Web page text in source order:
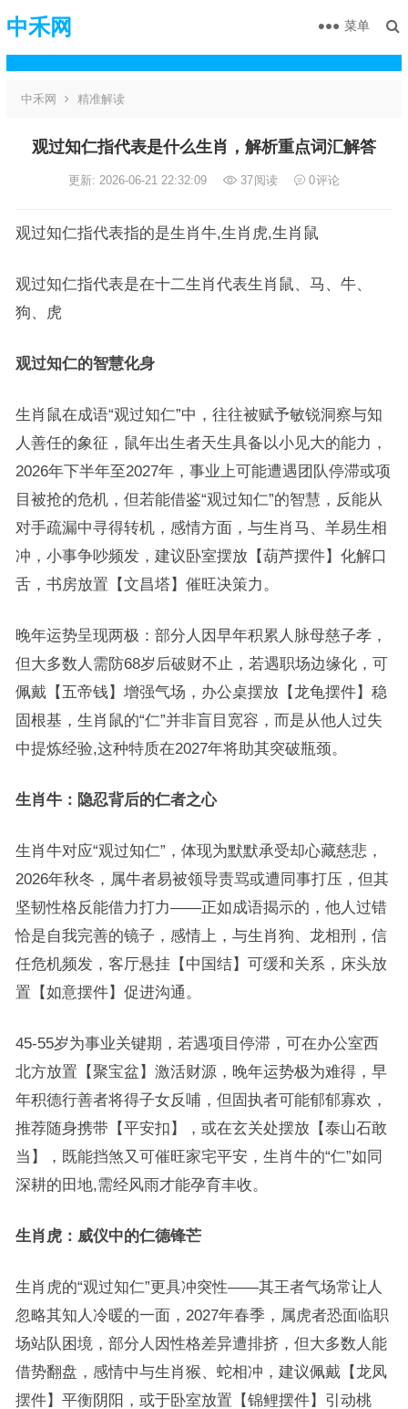
中禾网 菜单
中禾网 精准解读
观过知仁指代表是什么生肖，解析重点词汇解答
更新: 2026-06-21 22:32:09 37阅读 0评论
观过知仁指代表指的是生肖牛,生肖虎,生肖鼠
观过知仁指代表是在十二生肖代表生肖鼠、马、牛、
狗、虎
观过知仁的智慧化身
生肖鼠在成语“观过知仁”中，往往被赋予敏锐洞察与知
人善任的象征，鼠年出生者天生具备以小见大的能力，
2026年下半年至2027年，事业上可能遭遇团队停滞或项
目被抢的危机，但若能借鉴“观过知仁”的智慧，反能从
对手疏漏中寻得转机，感情方面，与生肖马、羊易生相
冲，小事争吵频发，建议卧室摆放【葫芦摆件】化解口
舌，书房放置【文昌塔】催旺决策力。
晚年运势呈现两极：部分人因早年积累人脉母慈子孝，
但大多数人需防68岁后破财不止，若遇职场边缘化，可
佩戴【五帝钱】增强气场，办公桌摆放【龙龟摆件】稳
固根基，生肖鼠的“仁”并非盲目宽容，而是从他人过失
中提炼经验,这种特质在2027年将助其突破瓶颈。
生肖牛：隐忍背后的仁者之心
生肖牛对应“观过知仁”，体现为默默承受却心藏慈悲，
2026年秋冬，属牛者易被领导责骂或遭同事打压，但其
坚韧性格反能借力打力——正如成语揭示的，他人过错
恰是自我完善的镜子，感情上，与生肖狗、龙相刑，信
任危机频发，客厅悬挂【中国结】可缓和关系，床头放
置【如意摆件】促进沟通。
45-55岁为事业关键期，若遇项目停滞，可在办公室西
北方放置【聚宝盆】激活财源，晚年运势极为难得，早
年积德行善者将得子女反哺，但固执者可能郁郁寡欢，
推荐随身携带【平安扣】，或在玄关处摆放【泰山石敢
当】，既能挡煞又可催旺家宅平安，生肖牛的“仁”如同
深耕的田地,需经风雨才能孕育丰收。
生肖虎：威仪中的仁德锋芒
生肖虎的“观过知仁”更具冲突性——其王者气场常让人
忽略其知人冷暖的一面，2027年春季，属虎者恐面临职
场站队困境，部分人因性格差异遭排挤，但大多数人能
借势翻盘，感情中与生肖猴、蛇相冲，建议佩戴【龙凤
摆件】平衡阴阳，或于卧室放置【锦鲤摆件】引动桃